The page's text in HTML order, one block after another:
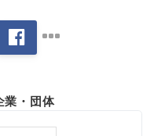
業・団体